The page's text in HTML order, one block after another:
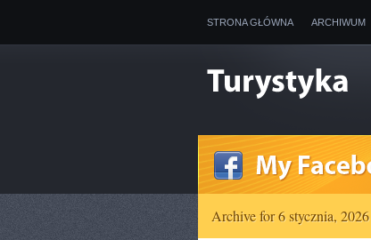
STRONA GŁÓWNA ARCHIWUM
Archive for 6 stycznia, 2026